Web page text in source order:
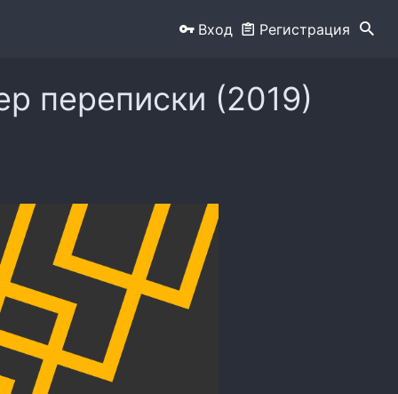
Вход Регистрация
переписки (2019)